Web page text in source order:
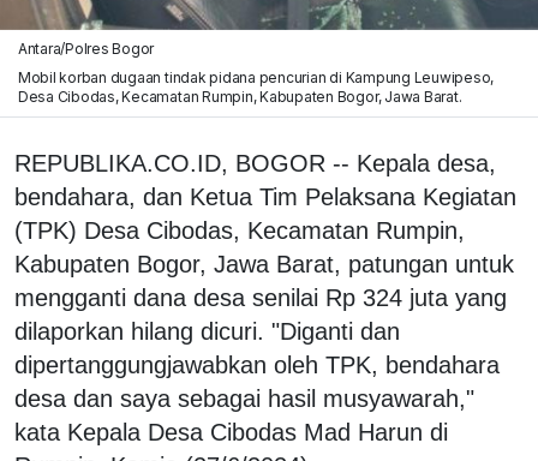
Antara/Polres Bogor
Mobil korban dugaan tindak pidana pencurian di Kampung Leuwipeso,
Desa Cibodas, Kecamatan Rumpin, Kabupaten Bogor, Jawa Barat.
REPUBLIKA.CO.ID, BOGOR -- Kepala desa,
bendahara, dan Ketua Tim Pelaksana Kegiatan
(TPK) Desa Cibodas, Kecamatan Rumpin,
Kabupaten Bogor, Jawa Barat, patungan untuk
mengganti dana desa senilai Rp 324 juta yang
dilaporkan hilang dicuri. "Diganti dan
dipertanggungjawabkan oleh TPK, bendahara
desa dan saya sebagai hasil musyawarah,"
kata Kepala Desa Cibodas Mad Harun di